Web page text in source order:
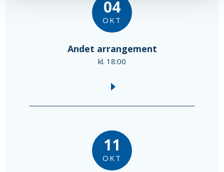
04
OKT
Andet arrangement
kl. 18:00
11
OKT